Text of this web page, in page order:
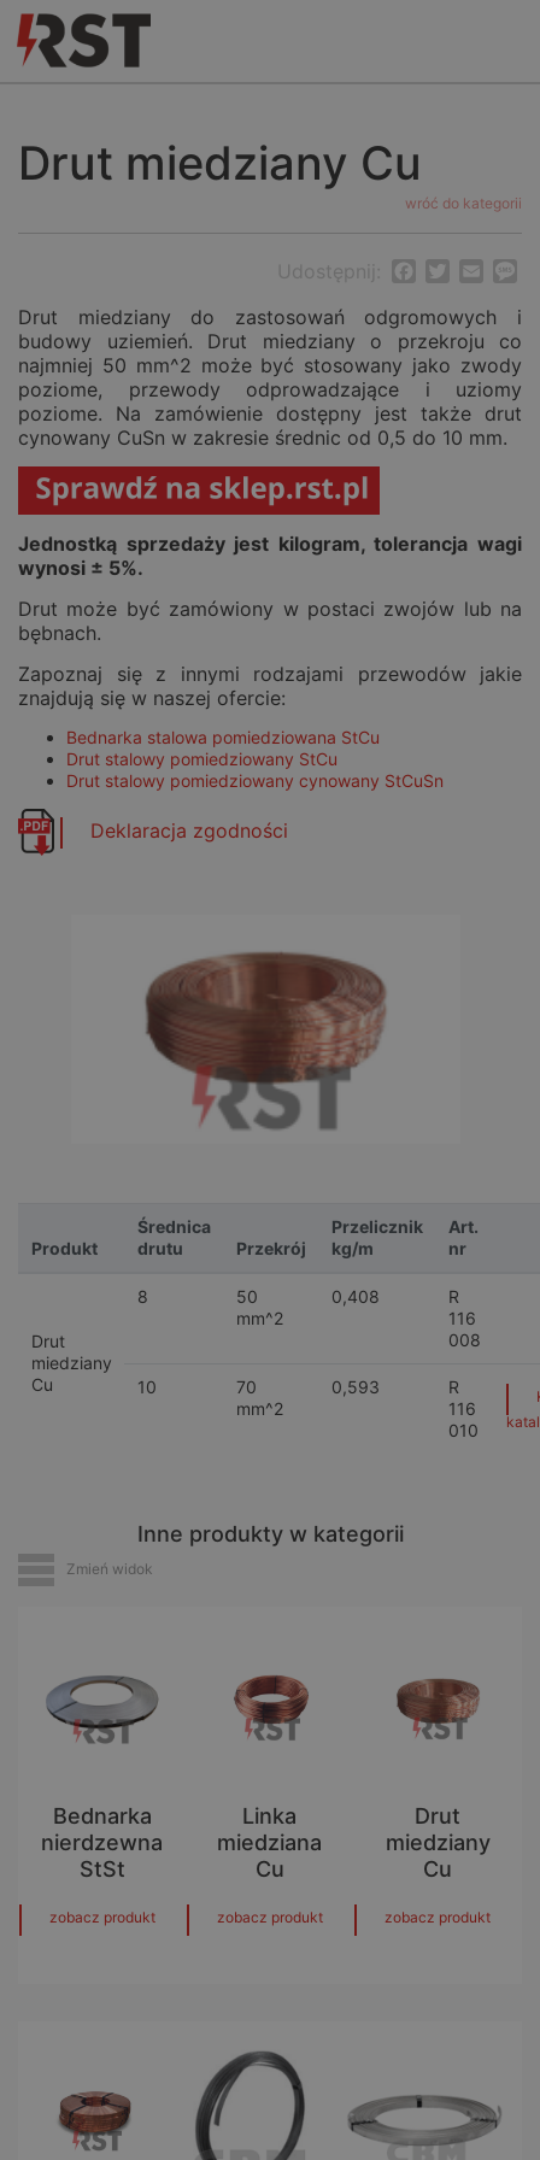
Drut miedziany Cu
wróć do kategorii
Udostępnij: Facebook
Twitter
Email
Drut miedziany do zastosowań odgromowych i
budowy uziemień. Drut miedziany o przekroju co
najmniej 50 mm^2 może być stosowany jako zwody
poziome, przewody odprowadzające i uziomy
poziome. Na zamówienie dostępny jest także drut
cynowany CuSn w zakresie średnic od 0,5 do 10 mm.
Jednostką sprzedaży jest kilogram, tolerancja wagi
wynosi ± 5%.
Drut może być zamówiony w postaci zwojów lub na
bębnach.
Zapoznaj się z innymi rodzajami przewodów jakie
znajdują się w naszej ofercie:
Bednarka stalowa pomiedziowana StCu
Drut stalowy pomiedziowany StCu
Drut stalowy pomiedziowany cynowany StCuSn
Deklaracja zgodności
Produkt
Średnica
drutu
Przekrój
Przelicznik
kg/m
Art.
nr
Drut
miedziany
Cu
8
50
mm^2
0,408
R
116
008
10
70
mm^2
0,593
R
116
010
Inne produkty w kategorii
Zmień widok
Bednarka
nierdzewna
StSt
zobacz produkt
Linka
miedziana
Cu
zobacz produkt
Drut
miedziany
Cu
zobacz produkt